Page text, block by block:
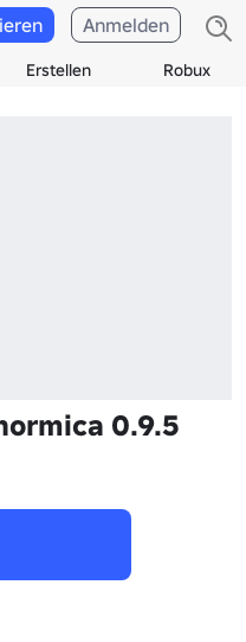
Erstellen Robux
Anmelden
0.9.5